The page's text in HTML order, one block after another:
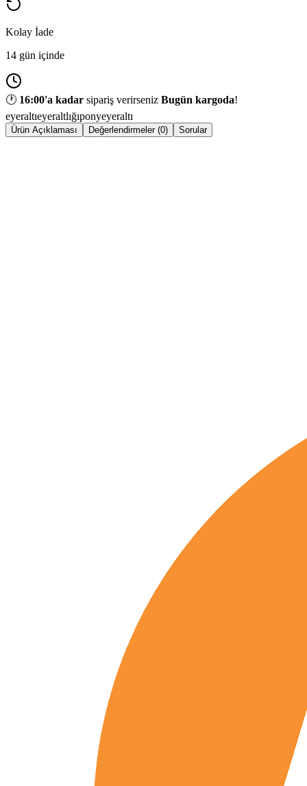
Kolay İade
14 gün içinde
🕐 16:00'a kadar sipariş verirseniz Bugün kargoda!
eyeraltıeyeraltlığıponyeyeraltı
Ürün Açıklaması Değerlendirmeler (0) Sorular